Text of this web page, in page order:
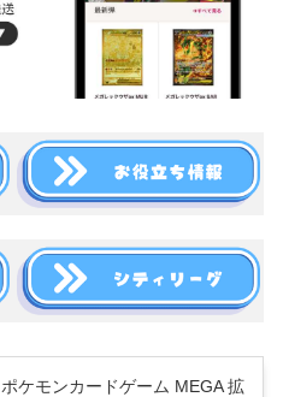
ポケモンカードゲーム MEGA 拡